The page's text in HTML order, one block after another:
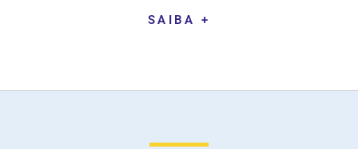
SAIBA +